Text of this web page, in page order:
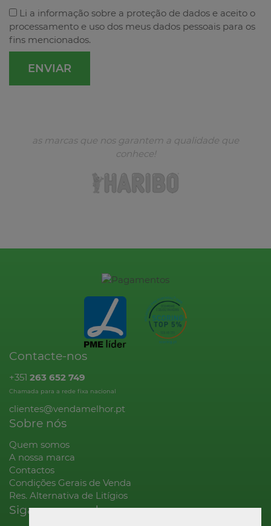
Li a informação sobre a proteção de dados e aceito o
processamento e uso dos meus dados pessoais para os
fins mencionados.
as marcas que nos garantem a qualidade que
conhece!
Contacte-nos
+351 263 652 749
Chamada para a rede fixa nacional
clientes@vendamelhor.pt
Sobre nós
Quem somos
A nossa marca
Contactos
Condições Gerais de Venda
Res. Alternativa de Litígios
Siga-nos na rede